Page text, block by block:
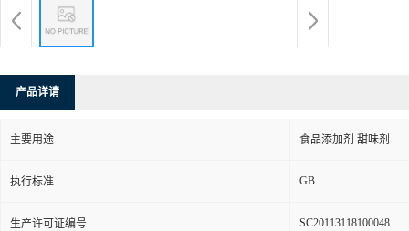
产品详请
主要用途 食品添加剂 甜味剂
执行标准 GB
生产许可证编号 SC20113118100048